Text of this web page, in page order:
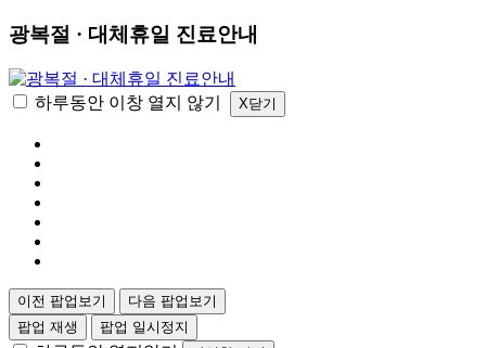
광복절 · 대체휴일 진료안내
하루동안 이창 열지 않기 X닫기
이전 팝업보기
다음 팝업보기
팝업 재생
팝업 일시정지